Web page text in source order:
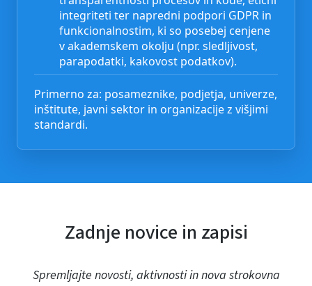
integriteti ter napredni podpori GDPR in
funkcionalnostim, ki so posebej cenjene
v akademskem okolju (npr. sledljivost,
parapodatki, kakovost podatkov).
Primerno za: posameznike, podjetja, univerze,
inštitute, javni sektor in organizacije z višjimi
standardi.
Zadnje novice in zapisi
Spremljajte novosti, aktivnosti in nova strokovna